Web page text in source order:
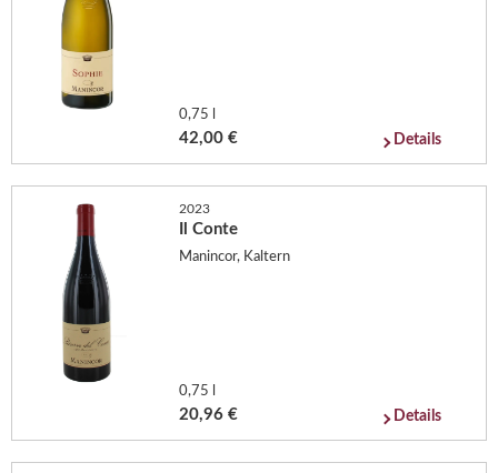
0,75 l
42,00 € Details
2023
Il Conte
Manincor, Kaltern
0,75 l
20,96 € Details